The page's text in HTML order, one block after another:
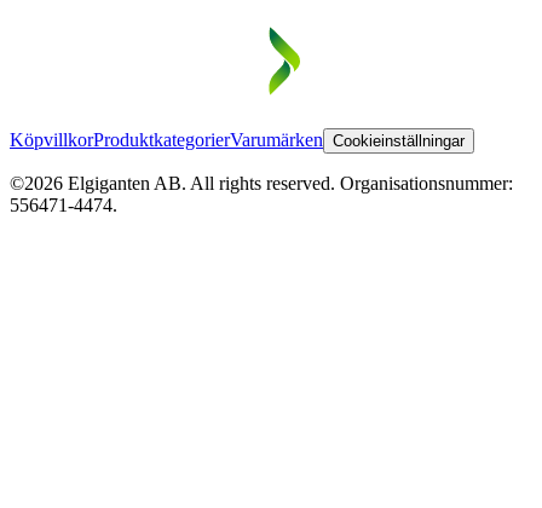
KöpvillkorProduktkategorierVarumärken Cookieinställningar
©2026 Elgiganten AB. All rights reserved. Organisationsnummer:
556471-4474.